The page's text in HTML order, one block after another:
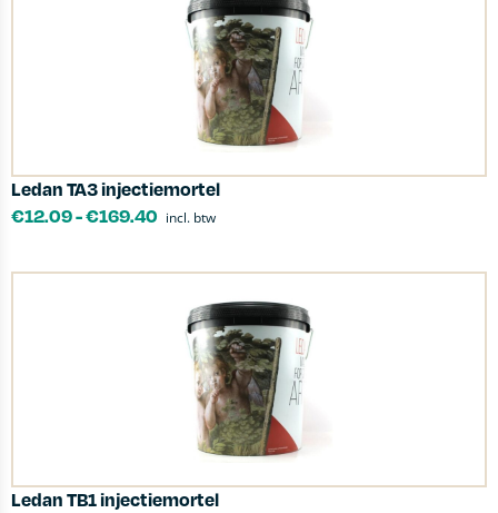
Ledan TA3 injectiemortel
€12.09-€169.40 incl. btw
Ledan TB1 injectiemortel